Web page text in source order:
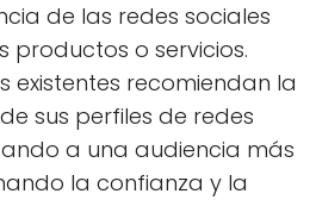
de las redes sociales
productos o servicios.
existentes recomiendan la
sus perfiles de redes
a una audiencia más
la confianza y la